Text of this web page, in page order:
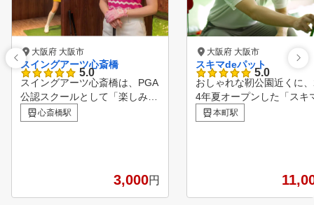
大阪府 大阪市
スイングアーツ心斎橋
5.0
スイングアーツ心斎橋は、PGA
公認スクールとして「楽しみな
がら少しずつ上達」を大切にし
たインドアゴルフ練習場です。
習できるので、初めての方でも
心斎橋駅
3,000円
大阪府 大阪市
スキマdeパット
5.0
おしゃれな靭公園近くに
4年夏オープンした「スキ
パット」。 女性の方でも
帰りや週末に気軽にご利
ングまで用途に合わせて
本町駅